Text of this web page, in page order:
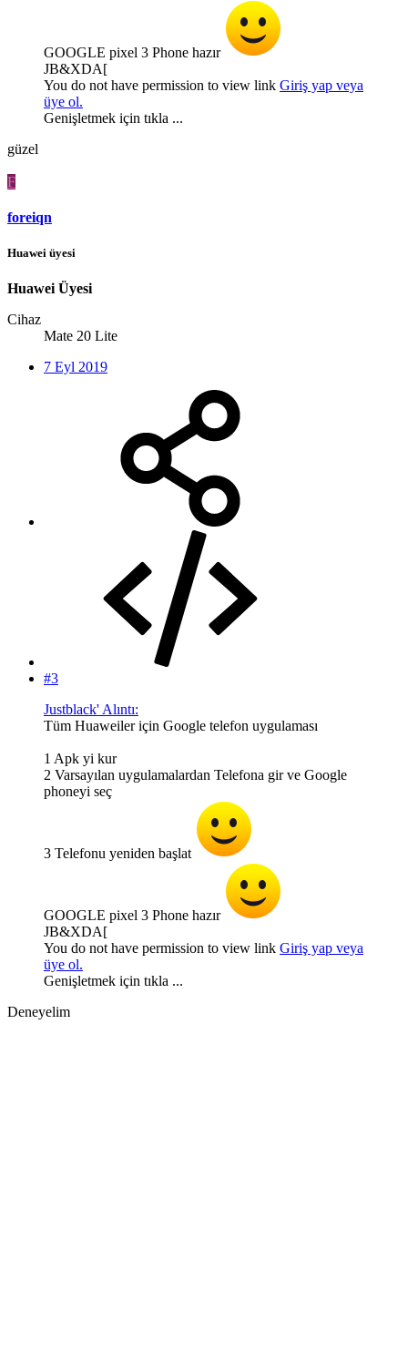
GOOGLE pixel 3 Phone hazır
JB&XDA[
You do not have permission to view link Giriş yap veya
üye ol.
Genişletmek için tıkla ...
güzel
F
foreiqn
Huawei üyesi
Huawei Üyesi
Cihaz
Mate 20 Lite
7 Eyl 2019
#3
Justblack' Alıntı:
Tüm Huaweiler için Google telefon uygulaması
1 Apk yi kur
2 Varsayılan uygulamalardan Telefona gir ve Google
phoneyi seç
3 Telefonu yeniden başlat
GOOGLE pixel 3 Phone hazır
JB&XDA[
You do not have permission to view link Giriş yap veya
üye ol.
Genişletmek için tıkla ...
Deneyelim